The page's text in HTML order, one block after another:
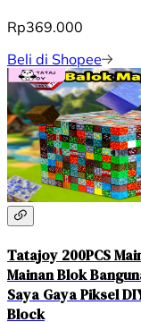
Rp369.000
Beli di Shopee
Tatajoy 200PCS
Mainan Blok
Saya Gaya Piksel
Block